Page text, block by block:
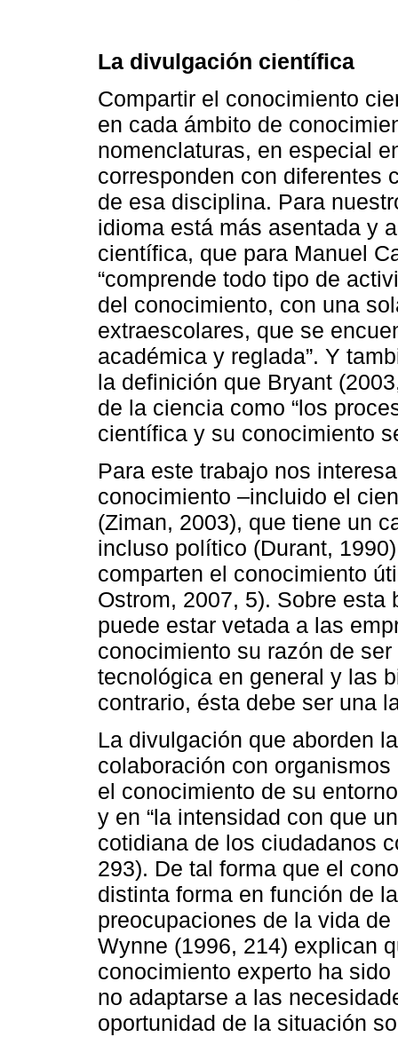
La divulgación científica
Compartir el conocimiento
en cada ámbito de
nomenclaturas, en especial
corresponden con diferentes
de esa disciplina. Para
idioma está más asentada y
científica, que para Manuel
“comprende todo tipo de
del conocimiento, con una
extraescolares, que se
académica y reglada”. Y
la definición que Bryant
de la ciencia como “los
científica y su conocimiento
Para este trabajo nos
conocimiento –incluido el
(Ziman, 2003), que tiene un
incluso político (Durant,
comparten el conocimiento
Ostrom, 2007, 5). Sobre
puede estar vetada a las
conocimiento su razón de
tecnológica en general y las
contrario, ésta debe ser una
La divulgación que aborden
colaboración con
el conocimiento de su
y en “la intensidad con que
cotidiana de los ciudadanos
293). De tal forma que el
distinta forma en función de
preocupaciones de la vida
Wynne (1996, 214) explican
conocimiento experto ha
no adaptarse a las
oportunidad de la situación